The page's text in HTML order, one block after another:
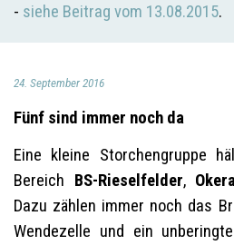
- siehe Beitrag vom 13.08.2015.
24. September 2016
Fünf sind immer noch da
Eine kleine Storchengruppe
Bereich BS-Rieselfelder,
Dazu zählen immer noch das
Wendezelle und ein